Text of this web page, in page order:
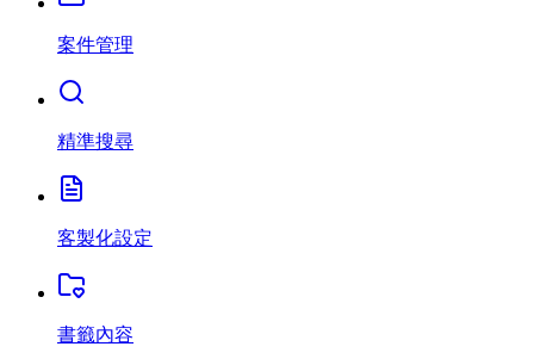
案件管理
精準搜尋
客製化設定
書籤內容